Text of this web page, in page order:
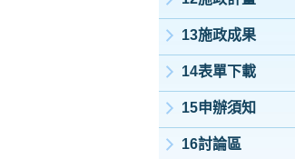
13施政成果
14表單下載
15申辦須知
16討論區